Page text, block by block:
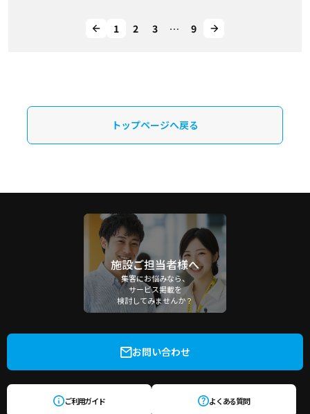
1 2 3 … 9
トップページへ戻る
施設ご担当者様へ
集客にお悩みなら、
サービス掲載を
検討してみませんか？
お問い合わせ
ご利用ガイド よくある質問